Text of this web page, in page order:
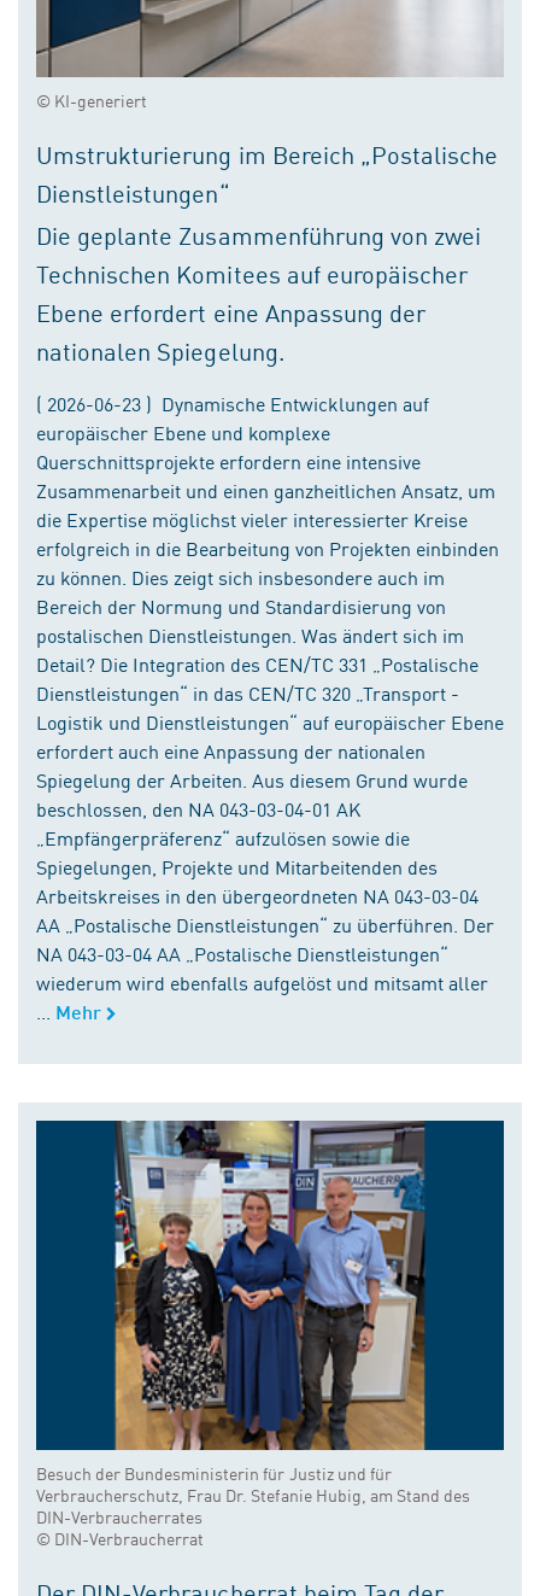
© KI-generiert
Umstrukturierung im Bereich „Postalische
Dienstleistungen“
Die geplante Zusammenführung von zwei
Technischen Komitees auf europäischer
Ebene erfordert eine Anpassung der
nationalen Spiegelung.
( 2026-06-23 ) Dynamische Entwicklungen auf
europäischer Ebene und komplexe
Querschnittsprojekte erfordern eine intensive
Zusammenarbeit und einen ganzheitlichen Ansatz, um
die Expertise möglichst vieler interessierter Kreise
erfolgreich in die Bearbeitung von Projekten einbinden
zu können. Dies zeigt sich insbesondere auch im
Bereich der Normung und Standardisierung von
postalischen Dienstleistungen. Was ändert sich im
Detail? Die Integration des CEN/TC 331 „Postalische
Dienstleistungen“ in das CEN/TC 320 „Transport -
Logistik und Dienstleistungen“ auf europäischer Ebene
erfordert auch eine Anpassung der nationalen
Spiegelung der Arbeiten. Aus diesem Grund wurde
beschlossen, den NA 043-03-04-01 AK
„Empfängerpräferenz“ aufzulösen sowie die
Spiegelungen, Projekte und Mitarbeitenden des
Arbeitskreises in den übergeordneten NA 043-03-04
AA „Postalische Dienstleistungen“ zu überführen. Der
NA 043-03-04 AA „Postalische Dienstleistungen“
wiederum wird ebenfalls aufgelöst und mitsamt aller
Mehr
Besuch der Bundesministerin für Justiz und für
Verbraucherschutz, Frau Dr. Stefanie Hubig, am Stand des
DIN-Verbraucherrates
© DIN-Verbraucherrat